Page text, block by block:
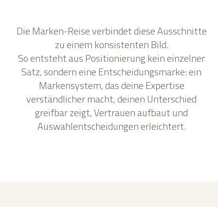
Die Marken-Reise verbindet diese Ausschnitte
zu einem konsistenten Bild.
So entsteht aus Positionierung kein einzelner
Satz, sondern eine Entscheidungsmarke: ein
Markensystem, das deine Expertise
verständlicher macht, deinen Unterschied
greifbar zeigt, Vertrauen aufbaut und
Auswahlentscheidungen erleichtert.